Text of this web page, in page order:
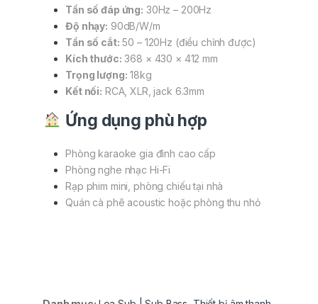
Tần số đáp ứng: 30Hz – 200Hz
Độ nhạy: 90dB/W/m
Tần số cắt: 50 – 120Hz (điều chỉnh được)
Kích thước: 368 × 430 × 412 mm
Trọng lượng: 18kg
Kết nối: RCA, XLR, jack 6.3mm
Ứng dụng phù hợp
Phòng karaoke gia đình cao cấp
Phòng nghe nhạc Hi-Fi
Rạp phim mini, phòng chiếu tại nhà
Quán cà phê acoustic hoặc phòng thu nhỏ